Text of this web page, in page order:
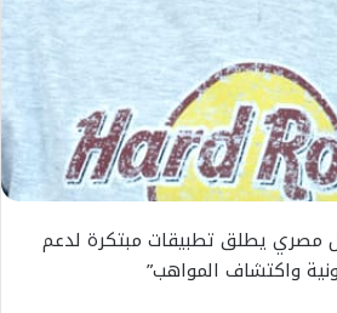
مصري يطلق تطبيقات مبتكرة لدعم
واكتشاف المواهب”